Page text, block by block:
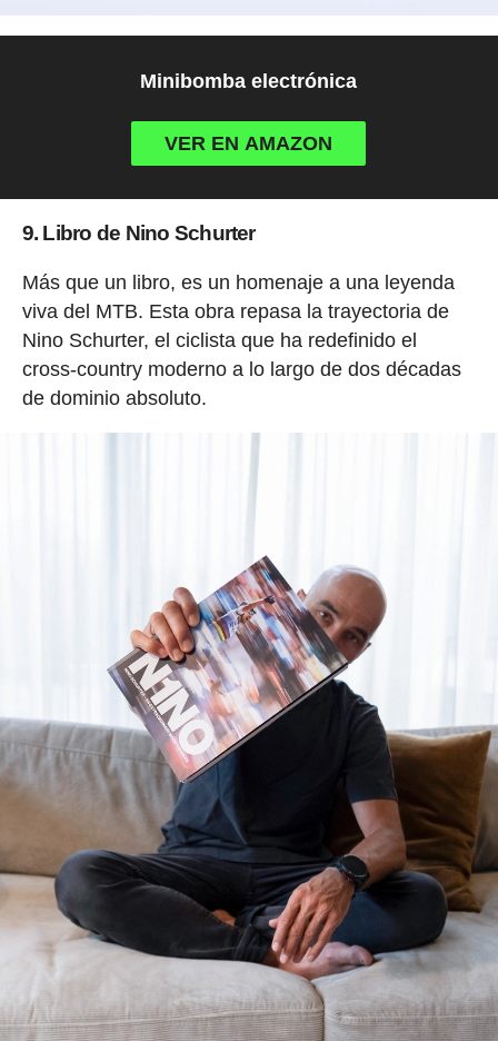
Minibomba electrónica
VER EN AMAZON
9. Libro de Nino Schurter
Más que un libro, es un homenaje a una leyenda
viva del MTB. Esta obra repasa la trayectoria de
Nino Schurter, el ciclista que ha redefinido el
cross-country moderno a lo largo de dos décadas
de dominio absoluto.